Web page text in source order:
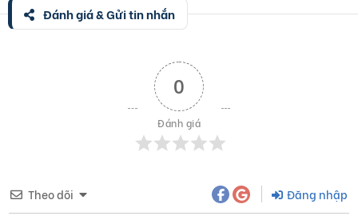
Đánh giá & Gửi tin nhắn
0
Đánh giá
Theo dõi Đăng nhập